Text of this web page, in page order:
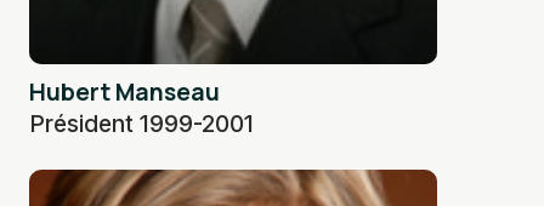
Hubert Manseau
Président 1999-2001